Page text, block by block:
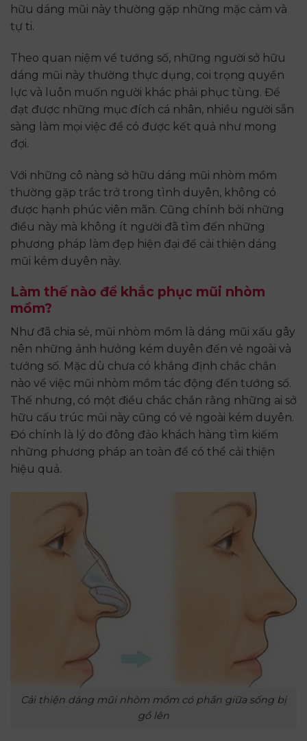
hữu dáng mũi này thường gặp những mặc cảm và
tự ti.
Theo quan niệm về tướng số, những người sở hữu
dáng mũi này thường thực dụng, coi trọng quyền
lực và luôn muốn người khác phải phục tùng. Để
đạt được những mục đích cá nhân, nhiều người sẵn
sàng làm mọi việc để có được kết quả như mong
đợi.
Với những cô nàng sở hữu dáng mũi nhòm mồm
thường gặp trắc trở trong tình duyên, không có
được hạnh phúc viên mãn. Cũng chính bởi những
điều này mà không ít người đã tìm đến những
phương pháp làm đẹp hiện đại để cải thiện dáng
mũi kém duyên này.
Làm thế nào để khắc phục mũi nhòm
mồm?
Như đã chia sẻ, mũi nhòm mồm là dáng mũi xấu gây
nên những ảnh hưởng kém duyên đến vẻ ngoài và
tướng số. Mặc dù chưa có khẳng định chắc chắn
nào về việc mũi nhòm mồm tác động đến tướng số.
Thế nhưng, có một điều chắc chắn rằng những ai sở
hữu cấu trúc mũi này cũng có vẻ ngoài kém duyên.
Đó chính là lý do đông đảo khách hàng tìm kiếm
những phương pháp an toàn để có thể cải thiện
hiệu quả.
Cải thiện dáng mũi nhòm mồm có phần giữa sống bị
gồ lên